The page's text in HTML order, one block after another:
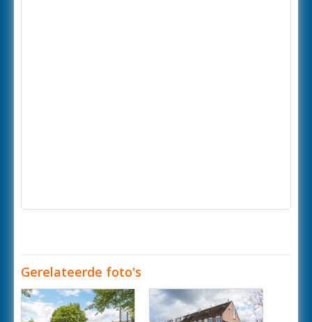
Gerelateerde foto's